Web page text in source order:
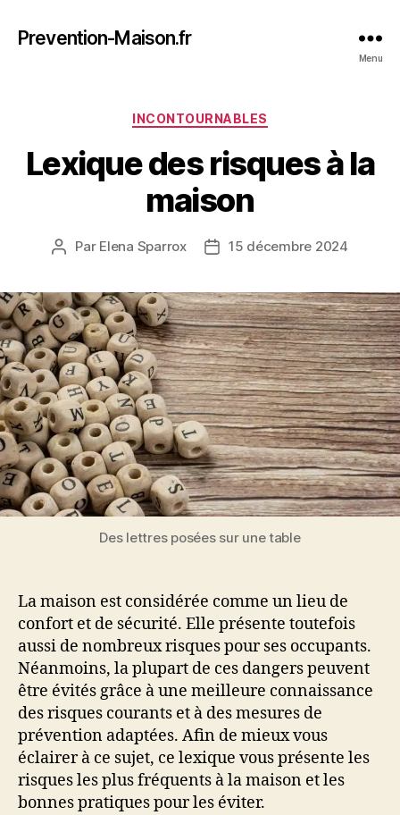
Prevention-Maison.fr
Menu
Catégories
INCONTOURNABLES
Lexique des risques à la
maison
Auteur
Par Elena Sparrox
Date15 décembre 2024
Des lettres posées sur une table
La maison est considérée comme un lieu de
confort et de sécurité. Elle présente toutefois
aussi de nombreux risques pour ses occupants.
Néanmoins, la plupart de ces dangers peuvent
être évités grâce à une meilleure connaissance
des risques courants et à des mesures de
prévention adaptées. Afin de mieux vous
éclairer à ce sujet, ce lexique vous présente les
risques les plus fréquents à la maison et les
bonnes pratiques pour les éviter.